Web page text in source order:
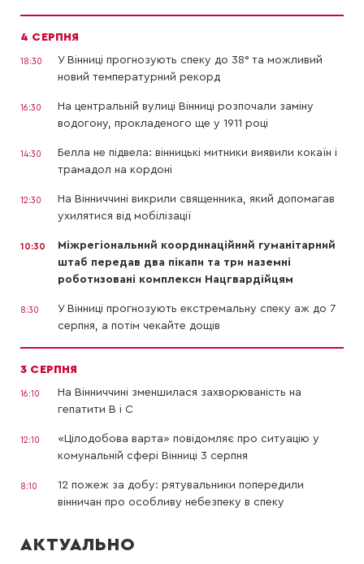
4 СЕРПНЯ
18:30
У Вінниці прогнозують спеку до 38° та можливий
новий температурний рекорд
16:30
На центральній вулиці Вінниці розпочали заміну
водогону, прокладеного ще у 1911 році
14:30
Белла не підвела: вінницькі митники виявили кокаїн і
трамадол на кордоні
12:30
На Вінниччині викрили священника, який допомагав
ухилятися від мобілізації
10:30
Міжрегіональний координаційний гуманітарний
штаб передав два пікапи та три наземні
роботизовані комплекси Нацгвардійцям
8:30
У Вінниці прогнозують екстремальну спеку аж до 7
серпня, а потім чекайте дощів
3 СЕРПНЯ
16:10
На Вінниччині зменшилася захворюваність на
гепатити В і С
12:10
«Цілодобова варта» повідомляє про ситуацію у
комунальній сфері Вінниці 3 серпня
8:10
12 пожеж за добу: рятувальники попередили
вінничан про особливу небезпеку в спеку
АКТУАЛЬНО